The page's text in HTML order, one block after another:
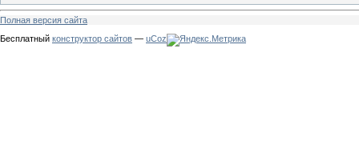
Полная версия сайта
Бесплатный конструктор сайтов — uCoz